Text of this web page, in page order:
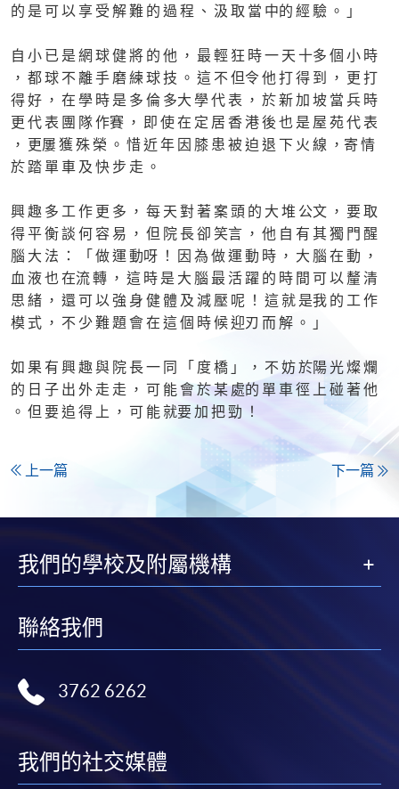
的 是 可 以 享 受 解 難 的 過 程 、 汲 取 當 中的 經 驗 。 」
自 小 已 是 網 球 健 將 的 他 ， 最 輕 狂 時 一 天 十多 個 小 時
， 都 球 不 離 手 磨 練 球 技 。 這 不 但令 他 打 得 到 ， 更 打
得 好 ， 在 學 時 是 多 倫 多大 學 代 表 ， 於 新 加 坡 當 兵 時
更 代 表 團 隊 作賽 ， 即 使 在 定 居 香 港 後 也 是 屋 苑 代 表
， 更屢 獲 殊 榮 。 惜 近 年 因 膝 患 被 迫 退 下 火 線 ，寄 情
於 踏 單 車 及 快 步 走 。
興 趣 多 工 作 更 多 ， 每 天 對 著 案 頭 的 大 堆 公文 ， 要 取
得 平 衡 談 何 容 易 ， 但 院 長 卻 笑言 ， 他 自 有 其 獨 門 醒
腦 大 法 ： 「 做 運 動呀 ！ 因 為 做 運 動 時 ， 大 腦 在 動 ，
血 液 也 在流 轉 ， 這 時 是 大 腦 最 活 躍 的 時 間 可 以 釐 清
思 緒 ， 還 可 以 強 身 健 體 及 減 壓 呢 ！ 這 就 是我 的 工 作
模 式 ， 不 少 難 題 會 在 這 個 時 候 迎刃 而 解 。 」
如 果 有 興 趣 與 院 長 一 同 「 度 橋 」 ， 不 妨 於陽 光 燦 爛
的 日 子 出 外 走 走 ， 可 能 會 於 某 處的 單 車 徑 上 碰 著 他
。 但 要 追 得 上 ， 可 能 就要 加 把 勁 ！
上一篇 下一篇
我們的學校及附屬機構
聯絡我們
3762 6262
我們的社交媒體